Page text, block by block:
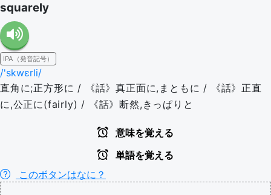
squarely
IPA（発音記号）
/'skwɛrli/
直角に;正方形に / 《話》真正面に,まともに / 《話》正直
に,公正に(fairly) / 《話》断然,きっぱりと
意味を覚える
単語を覚える
このボタンはなに？